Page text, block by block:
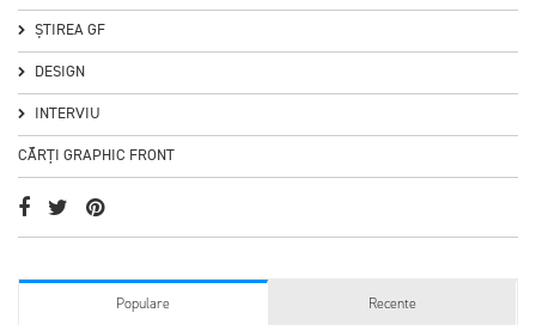
ȘTIREA GF
DESIGN
INTERVIU
CĂRȚI GRAPHIC FRONT
Populare Recente